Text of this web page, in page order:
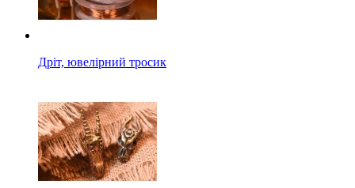
Дріт, ювелірний тросик